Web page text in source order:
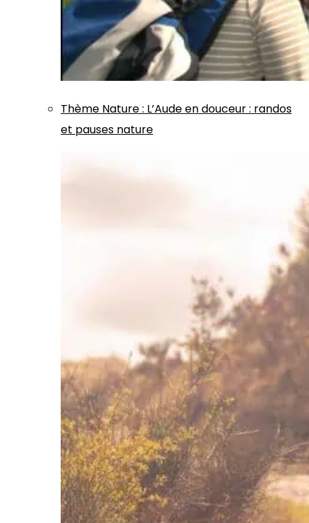
Thème Nature: L’Aude en douceur : randos
et pauses nature